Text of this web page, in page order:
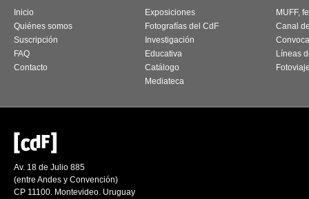
Inicio
Quiénes somos
Suscripción
FAQ
Contacto
Exposiciones
Fotografías del CdF
Investigación
Educativa
Catálogo
Mediateca
MUFF,
Canal
Líneas
Av. 18 de Julio 885
(entre Andes y Convención)
CP 11100. Montevideo. Uruguay